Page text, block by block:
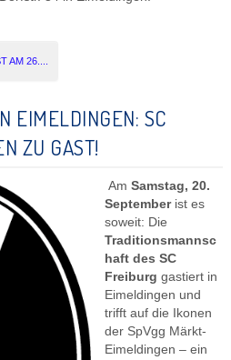
AM 26....
EIMELDINGEN: SC
ZU GAST!
Am Samstag, 20.
Septemberist es
soweit: Die
Traditionsmannsc
haft des SC
Freiburg gastiert in
Eimeldingen und
trifft auf die Ikonen
der SpVgg Märkt-
Eimeldingen – ein